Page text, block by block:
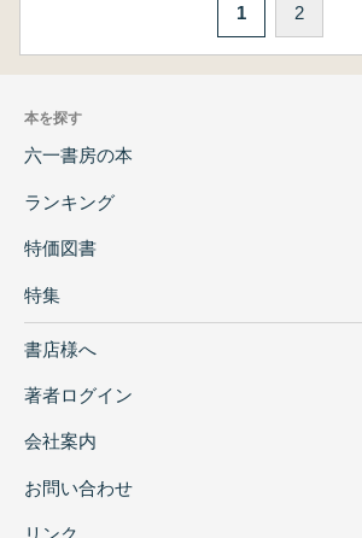
1 2
本を探す
六一書房の本
ランキング
特価図書
特集
書店様へ
著者ログイン
会社案内
お問い合わせ